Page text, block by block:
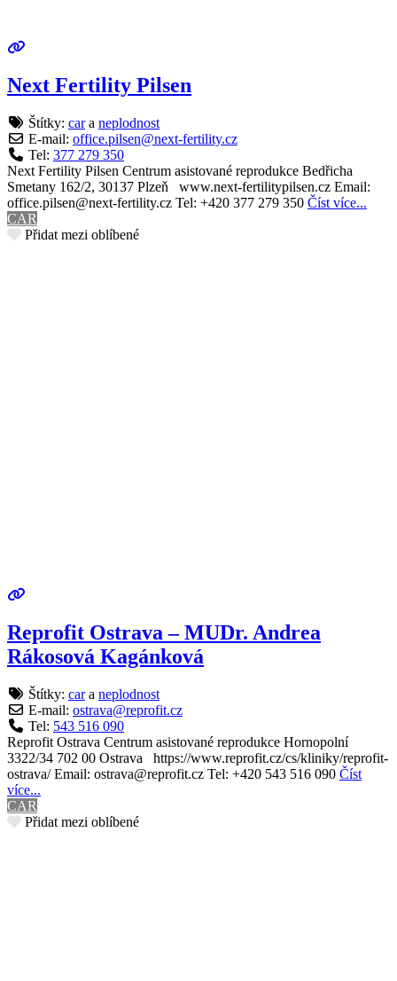
Next Fertility Pilsen
Štítky: cara neplodnost
E-mail: office.pilsen@next-fertility.cz
Tel: 377 279 350
Next Fertility Pilsen Centrum asistované reprodukce Bedřicha
Smetany 162/2, 30137 Plzeň www.next-fertilitypilsen.cz Email:
office.pilsen@next-fertility.cz Tel: +420 377 279 350 Číst více...
CAR
Přidat mezi oblíbené
Reprofit Ostrava – MUDr. Andrea
Rákosová Kagánková
Štítky: cara neplodnost
E-mail: ostrava@reprofit.cz
Tel: 543 516 090
Reprofit Ostrava Centrum asistované reprodukce Hornopolní
3322/34 702 00 Ostrava https://www.reprofit.cz/cs/kliniky/reprofit-
ostrava/ Email: ostrava@reprofit.cz Tel: +420 543 516 090 Číst
více...
CAR
Přidat mezi oblíbené